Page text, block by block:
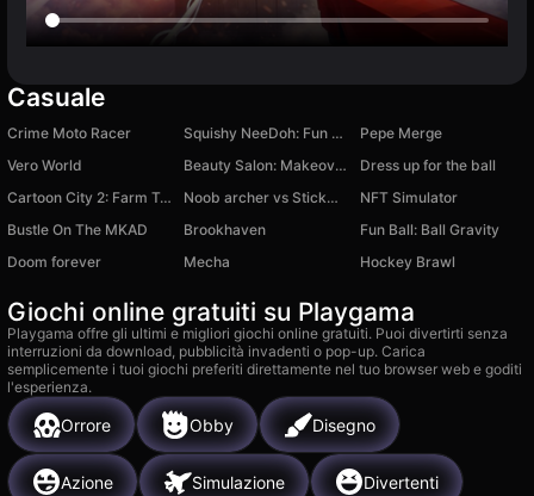
Casuale
Crime Moto Racer Squishy NeeDoh: Fun Unboxing
Pepe Merge
Vero World
Beauty Salon: Makeover & Dress Up
Dress up for the ball
Cartoon City 2: Farm To Town
Noob archer vs Stickman Zombie: zombie shooter
NFT Simulator
Bustle On The MKAD
Brookhaven
Fun Ball: Ball Gravity
Doom forever
Mecha Hockey Brawl
Giochi online gratuiti su Playgama
Playgama offre gli ultimi e migliori giochi online gratuiti. Puoi divertirti senza
interruzioni da download, pubblicità invadenti o pop-up. Carica
semplicemente i tuoi giochi preferiti direttamente nel tuo browser web e goditi
l'esperienza.
Orrore Obby Disegno
Azione Simulazione Divertenti